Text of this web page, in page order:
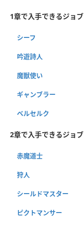
1章で入手できるジョブ
シーフ
吟遊詩人
魔獣使い
ギャンブラー
ベルセルク
2章で入手できるジョブ
赤魔道士
狩人
シールドマスター
ピクトマンサー